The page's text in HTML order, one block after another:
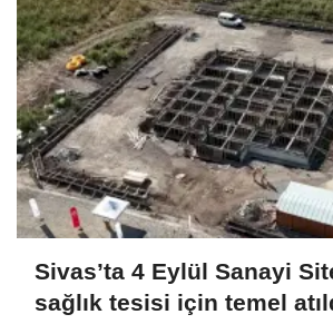
Sivas’ta 4 Eylül Sanayi
sağlık tesisi için temel